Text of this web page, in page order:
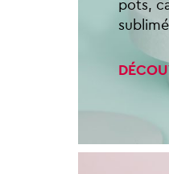
pots,